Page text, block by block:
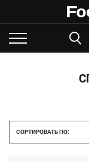
СОРТИРОВАТЬ ПО: